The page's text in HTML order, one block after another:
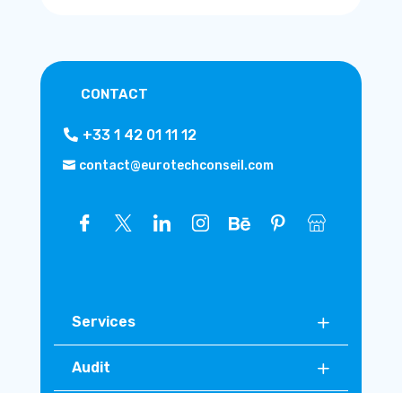
CONTACT
+33 1 42 01 11 12
contact@eurotechconseil.com
Services
Audit